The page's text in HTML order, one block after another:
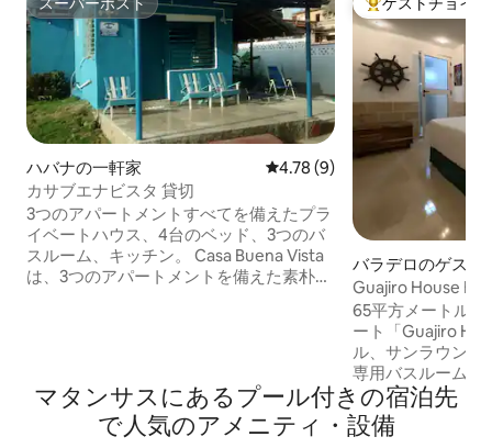
スーパーホスト
ハバナの一軒家 レビュー9件、5つ星中4.78つ
4.78 (9)
カサブエナビスタ 貸切
3つのアパートメントすべてを備えたプラ
イベートハウス、4台のベッド、3つのバ
スルーム、キッチン。 Casa Buena Vista
は、3つのアパートメントを備えた素朴で
ナビスタガーデンアパートメント 家の裏
側-ブエナビスタ・トランキーロ・アパー
大好評のゲスト
バラデロのゲスト
Guajiro House
Suite（グアヒロ
ンド・プライベー
65平方メートル
ート「Guajiro
ル、サンラウンジ
専用バスルーム、
ー、各種アメニテ
スタオル。 快適
LEDテレビ、毎日
マタンサスにあるプール付きの宿泊先
で人気のアメニティ・設備